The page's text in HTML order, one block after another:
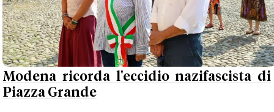
Modena ricorda l'eccidio nazifascista di
Piazza Grande